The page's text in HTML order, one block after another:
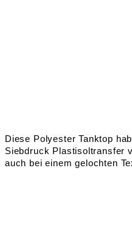
Diese Polyester Tanktop
Siebdruck Plastisoltransfer
auch bei einem gelochten